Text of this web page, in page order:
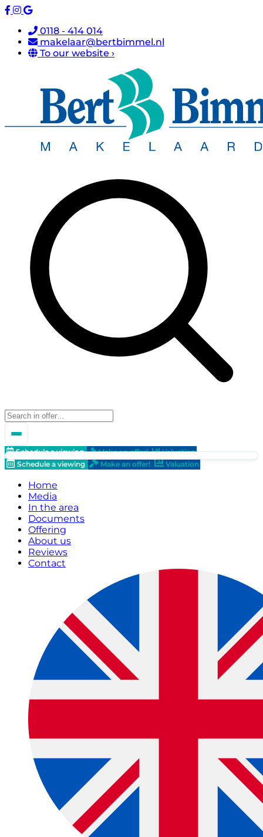
0118 - 414 014
makelaar@bertbimmel.nl
To our website ›
Schedule a viewing Make an offer!
Valuation
Schedule a viewing
Make an offer! Valuation
Home
Media
In the area
Documents
Offering
About us
Reviews
Contact